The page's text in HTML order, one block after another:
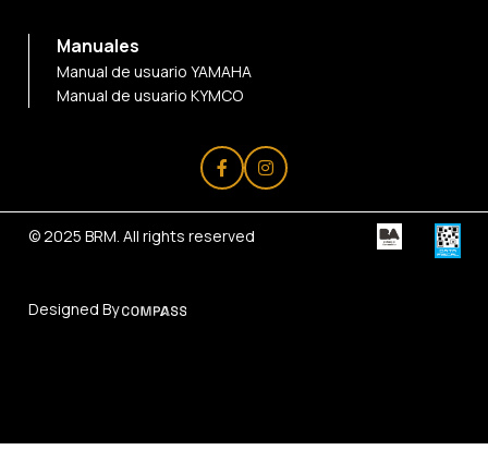
Manuales
Manual de usuario YAMAHA
Manual de usuario KYMCO
© 2025 BRM. All rights reserved
Designed By